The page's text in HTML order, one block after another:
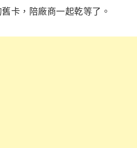
卡，陪廠商一起乾等了。